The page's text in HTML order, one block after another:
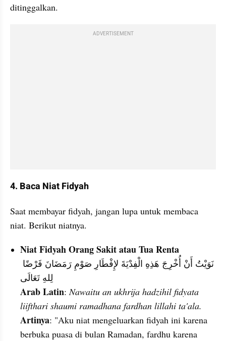
ditinggalkan.
ADVERTISEMENT
4. Baca Niat Fidyah
Saat membayar fidyah, jangan lupa untuk membaca
niat. Berikut niatnya.
Niat Fidyah Orang Sakit atau Tua Renta
لِلهِ تَعَالَى
Arab Latin: Nawaitu an ukhrija hadzihil fidyata
liifthari shaumi ramadhana fardhan lillahi ta'ala.
Artinya: "Aku niat mengeluarkan fidyah ini karena
berbuka puasa di bulan Ramadan, fardhu karena